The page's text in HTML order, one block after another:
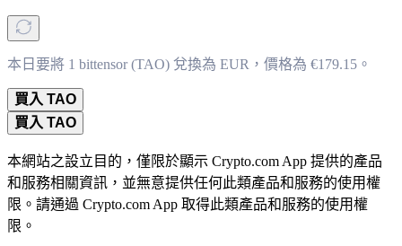
本日要將 1 bittensor (TAO) 兌換為 EUR，價格為 €179.15。
買入 TAO
買入 TAO
本網站之設立目的，僅限於顯示 Crypto.com App 提供的產品
和服務相關資訊，並無意提供任何此類產品和服務的使用權
限。請通過 Crypto.com App 取得此類產品和服務的使用權
限。